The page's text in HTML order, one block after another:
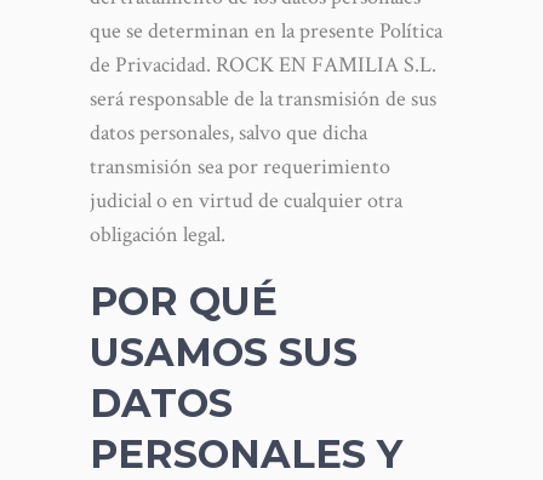
que se determinan en la presente Política
de Privacidad. ROCK EN FAMILIA S.L.
será responsable de la transmisión de sus
datos personales, salvo que dicha
transmisión sea por requerimiento
judicial o en virtud de cualquier otra
obligación legal.
POR QUÉ
USAMOS SUS
DATOS
PERSONALES Y